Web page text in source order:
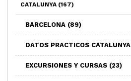
CATALUNYA (167)
BARCELONA (89)
DATOS PRACTICOS CATALUNYA
EXCURSIONES Y CURSAS (23)